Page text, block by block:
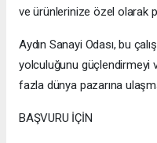
ve ürünlerinize özel olarak
Aydın Sanayi Odası, bu
yolculuğunu güçlendirmeyi
fazla dünya pazarına
BAŞVURU İÇİN